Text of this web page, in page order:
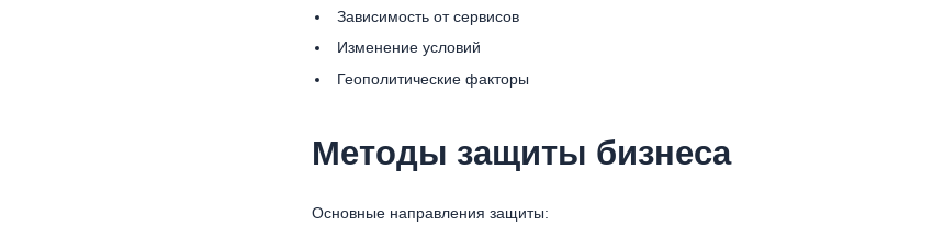
Зависимость от сервисов
Изменение условий
Геополитические факторы
Методы защиты бизнеса
Основные направления защиты: